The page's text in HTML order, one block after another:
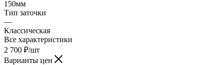
150мм
Тип заточки
—
Классическая
Все характеристики
2 700 ₽/шт
Варианты цен